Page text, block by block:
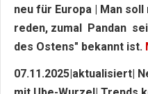
neu für Europa | Man
reden, zumal Pandan
des Ostens" bekannt ist.
07.11.2025|aktualisiert|